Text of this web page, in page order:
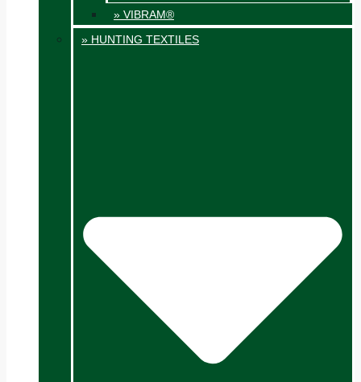
» VIBRAM®
» HUNTING TEXTILES